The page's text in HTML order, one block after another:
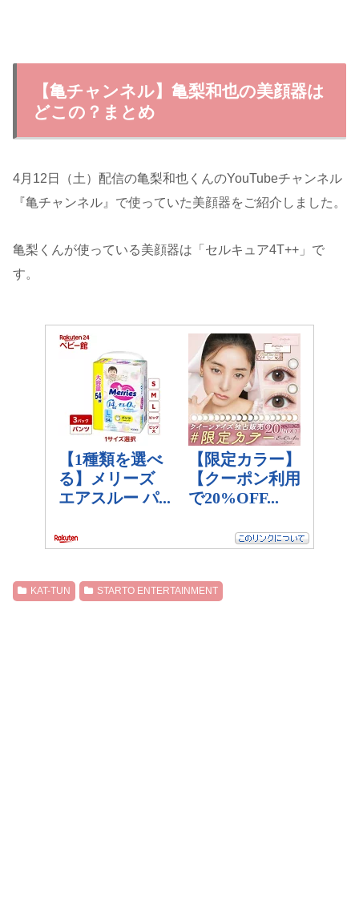
【亀チャンネル】亀梨和也の美顔器は
どこの？まとめ
4月12日（土）配信の亀梨和也くんのYouTubeチャンネル
『亀チャンネル』で使っていた美顔器をご紹介しました。
亀梨くんが使っている美顔器は「セルキュア4T++」で
す。
KAT-TUN STARTO ENTERTAINMENT